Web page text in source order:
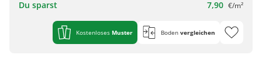
Du sparst 7,90 €/m²
Kostenloses Muster Boden vergleichen